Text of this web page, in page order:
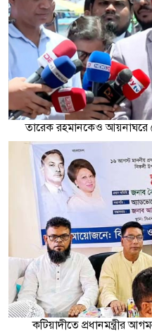
তারেক রহমানকেও আয়নাঘরে
কটিয়াদীতে প্রধানমন্ত্রীর